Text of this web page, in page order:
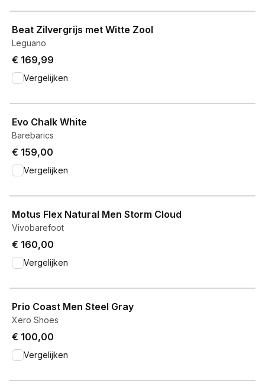
Beat Zilvergrijs met Witte Zool
Leguano
€ 169,99
Vergelijken
Evo Chalk White
Barebarics
€ 159,00
Vergelijken
Motus Flex Natural Men Storm Cloud
Vivobarefoot
€ 160,00
Vergelijken
Prio Coast Men Steel Gray
Xero Shoes
€ 100,00
Vergelijken